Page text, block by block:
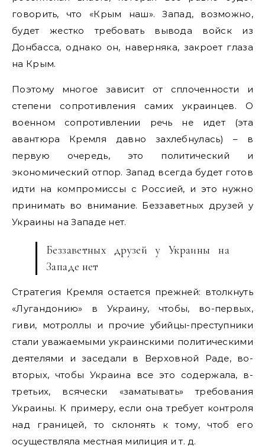
говорить, что «Крым наш». Запад, возможно,
будет жестко требовать вывода войск из
Донбасса, однако он, наверняка, закроет глаза
на Крым.
Поэтому многое зависит от сплоченности и
степени сопротивления самих украинцев. О
военном сопротивлении речь не идет (эта
авантюра Кремля давно захлебнулась) – в
первую очередь, это политический и
экономический отпор. Запад всегда будет готов
идти на компромиссы с Россией, и это нужно
принимать во внимание. Беззаветных друзей у
Украины на Западе нет.
Беззаветных друзей у Украины на
Западе нет
Стратегия Кремля остается прежней: втолкнуть
«Лугандонию» в Украину, чтобы, во-первых,
гиви, мотроллы и прочие убийцы-преступники
стали уважаемыми украинскими политическими
деятелями и заседали в Верховной Раде, во-
вторых, чтобы Украина все это содержала, в-
третьих, всячески «заматывать» требования
Украины. К примеру, если она требует контроля
над границей, то склонять к тому, чтоб его
осуществляла местная милиция и т. д.